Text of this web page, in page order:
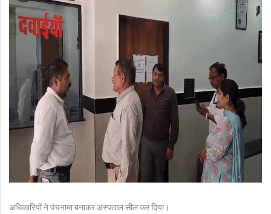
अधिकारियों ने पंचनामा बनाकर अस्पताल सील कर दिया।